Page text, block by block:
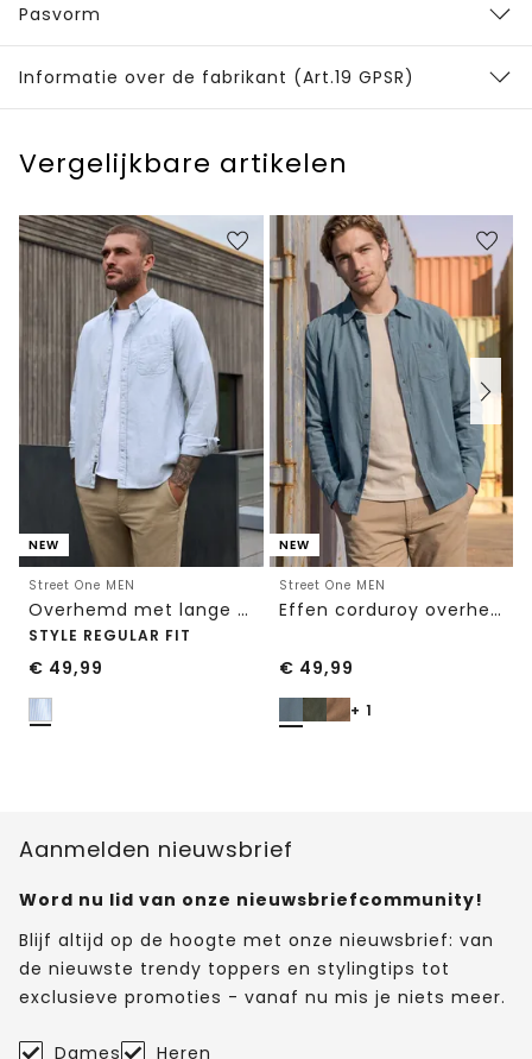
Pasvorm
Informatie over de fabrikant (Art.19 GPSR)
Vergelijkbare artikelen
NEW
Street One MEN
Overhemd met lange mouwen en streepjespatroon
STYLE REGULAR FIT
€ 49,99
NEW
Street One MEN
Effen corduroy overhemd met lange mouwen
€ 49,99
+ 1
Aanmelden nieuwsbrief
Word nu lid van onze nieuwsbriefcommunity!
Blijf altijd op de hoogte met onze nieuwsbrief: van
de nieuwste trendy toppers en stylingtips tot
exclusieve promoties - vanaf nu mis je niets meer.
Dames Heren